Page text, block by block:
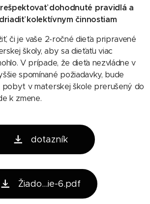
dohodnuté pravidlá a
kolektívnym činnostiam
či je vaše 2-ročné dieťa pripravené
školy, aby sa dieťaťu viac
V prípade, že dieťa nezvládne v
spomínané požiadavky, bude
pobyt v materskej škole prerušený do
k zmene.
dotazník
Žiado...ie-6.pdf